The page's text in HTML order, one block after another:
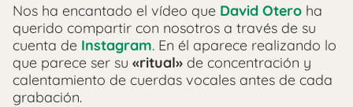
Nos ha encantado el vídeo que David Otero ha
querido compartir con nosotros a través de su
cuenta de Instagram. En él aparece realizando lo
que parece ser su «ritual» de concentración y
calentamiento de cuerdas vocales antes de cada
grabación.